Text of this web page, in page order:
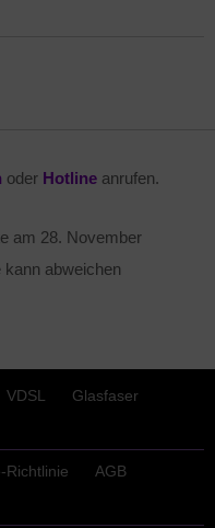
oder Hotline anrufen.
am 28. November
kann abweichen
VDSL
Glasfaser
Richtlinie
AGB